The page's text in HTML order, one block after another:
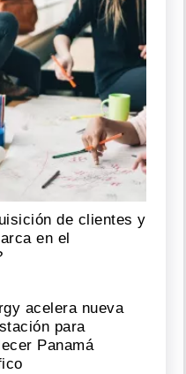
de clientes y
en el
acelera nueva
para
Panamá